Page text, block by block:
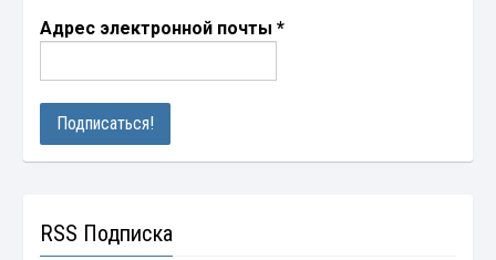
Адрес электронной почты*
RSS Подписка